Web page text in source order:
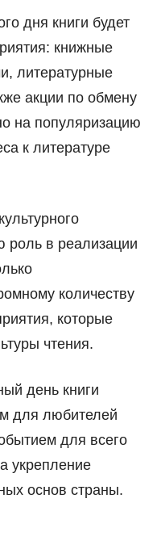
дня книги будет
книжные
литературные
акции по обмену
на популяризацию
к литературе
роль в реализации
количеству
которые
чтения.
день книги
для любителей
для всего
укрепление
основ страны.